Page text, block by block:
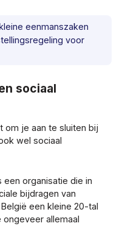
eenmanszaken
voor
sociaal
om je aan te sluiten bij
wel sociaal
een organisatie die in
bijdragen van
een kleine 20-tal
allemaal